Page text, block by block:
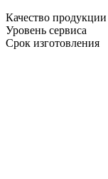
Качество продукции
Уровень сервиса
Срок изготовления